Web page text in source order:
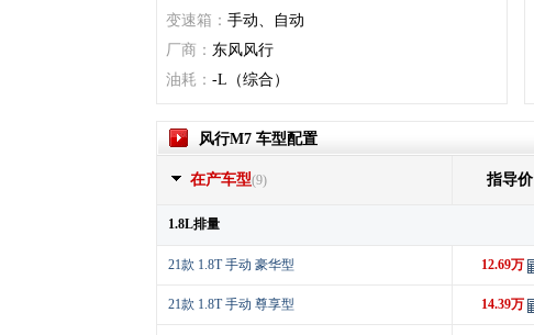
变速箱： 手动、自动
厂商： 东风风行
油耗： -L（综合）
风行M7 车型配置
在产车型(9) 指导价
1.8L排量
21款 1.8T 手动 豪华型 12.69万
21款 1.8T 手动 尊享型 14.39万